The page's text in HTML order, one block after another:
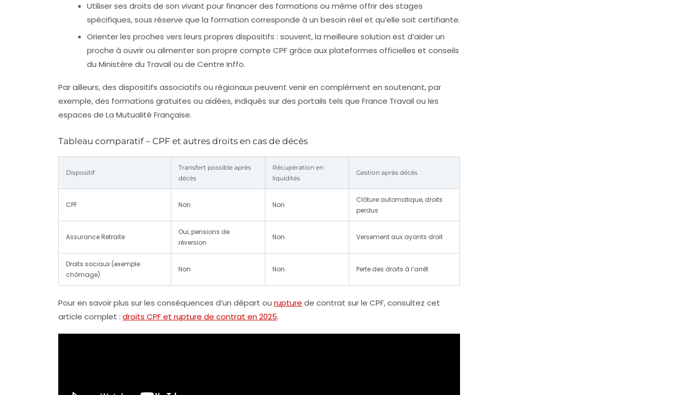
Utiliser ses droits de son vivant pour financer des formations ou même offrir des stages
spécifiques, sous réserve que la formation corresponde à un besoin réel et qu’elle soit certifiante.
Orienter les proches vers leurs propres dispositifs : souvent, la meilleure solution est d’aider un
proche à ouvrir ou alimenter son propre compte CPF grâce aux plateformes officielles et conseils
du Ministère du Travail ou de Centre Inffo.
Par ailleurs, des dispositifs associatifs ou régionaux peuvent venir en complément en soutenant, par
exemple, des formations gratuites ou aidées, indiqués sur des portails tels que France Travail ou les
espaces de La Mutualité Française.
Tableau comparatif – CPF et autres droits en cas de décès
Dispositif
Transfert possible après
décès
Récupération en
liquidités
Gestion après décès
CPF Non Non
Clôture automatique, droits
perdus
Assurance Retraite
Oui, pensions de
réversion
Non Versement aux ayants droit
Droits sociaux (exemple :
chômage)
Non Non Perte des droits à l’arrêt
Pour en savoir plus sur les conséquences d’un départ ou rupture de contrat sur le CPF, consultez cet
article complet : droits CPF et rupture de contrat en 2025.